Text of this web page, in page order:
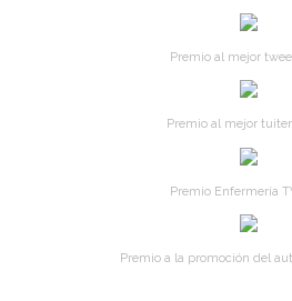
Premio al mejor
Premio al mejor
Premio Enfermería
Premio a la promoción del